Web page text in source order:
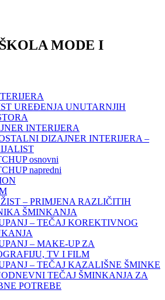
MODE I
UREĐENJA UNUTARNJIH
INTERIJERA
DIZAJNER INTERIJERA –
osnovni
napredni
– PRIMJENA RAZLIČITIH
ŠMINKANJA
– TEČAJ KOREKTIVNOG
– MAKE-UP ZA
TV I FILM
– TEČAJ KAZALIŠNE ŠMINKE
TEČAJ ŠMINKANJA ZA
POTREBE